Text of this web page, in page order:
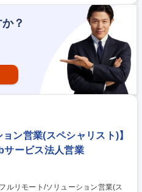
トとの主体的コミュニケーション ■
ター表現のクリエイティブ監修 【キ
ロジェクトに参画し、適性に応じリ
新規企画の立ち上げを目指せる刺激
？
ン営業(スペシャリスト)】
サービス法人営業